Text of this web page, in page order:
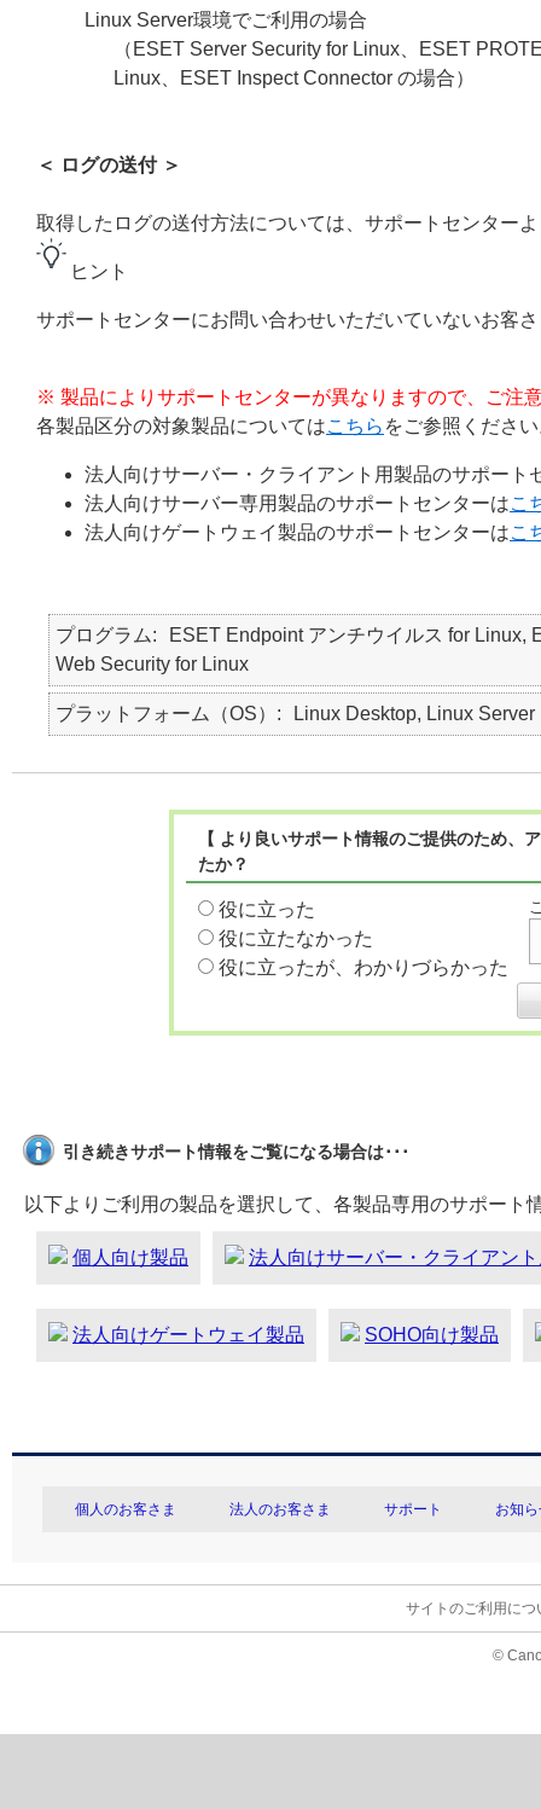
Linux Server環境でご利用の場合
（ESET Server Security for Linux、ESET
Linux、ESET Inspect Connector の場合）
＜ ログの送付 ＞
取得したログの送付方法については、サポートセンター
ヒント
サポートセンターにお問い合わせいただいていないお
※ 製品によりサポートセンターが異なりますので、ご注
各製品区分の対象製品についてはこちら をご参照くださ
法人向けサーバー・クライアント用製品のサポート
法人向けサーバー専用製品のサポートセンターはこ
法人向けゲートウェイ製品のサポートセンターはこ
プログラム
ESET Endpoint アンチウイルス for Linux,
Web Security for Linux
プラットフォーム（OS） Linux Desktop, Linux Server
【 より良いサポート情報のご提供のため
たか？
役に立った
役に立たなかった
役に立ったが、わかりづらかった
引き続きサポート情報をご覧になる場合は･･･
以下よりご利用の製品を選択して、各製品専用のサポート
個人向け製品 法人向けサーバー・クライアン
法人向けゲートウェイ製品 SOHO向け製品
個人のお客さま 法人のお客さま サポート お知
サイトのご利用につ
©